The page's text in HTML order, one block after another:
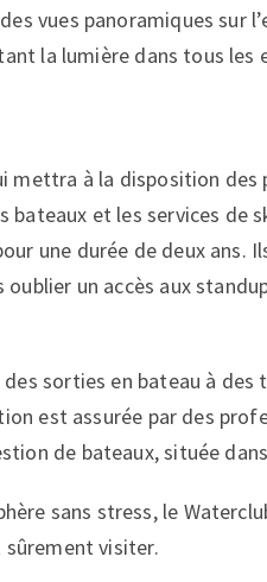
vues panoramiques sur
la lumière dans tous les
mettra à la disposition des
et les services de
une durée de deux ans.
un accès aux
sorties en bateau à
est assurée par des
de bateaux, située
sans stress, le
visiter.